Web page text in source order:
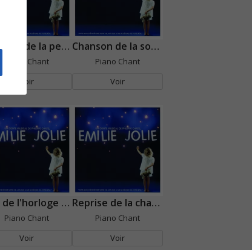
Chanson de la petite fleur triste
Piano Chant
Voir
Chanson de la sorcière
Piano Chant
Voir
Duo de l'horloge et de la sorcière
Piano Chant
Voir
Reprise de la chanson de la compagnie des lapins bleus
Piano Chant
Voir